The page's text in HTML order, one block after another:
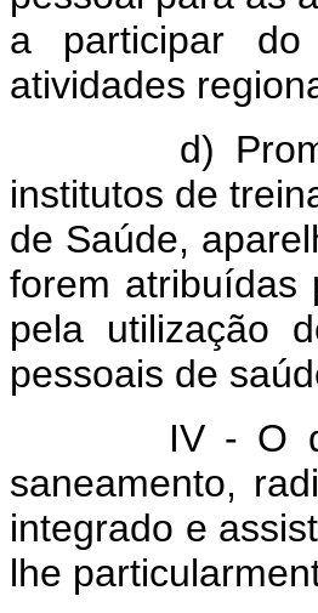
a participar do
atividades
d) Promover
institutos de
de Saúde,
forem atribuídas
pela utilização
pessoais de
IV - O do
saneamento,
integrado e
lhe